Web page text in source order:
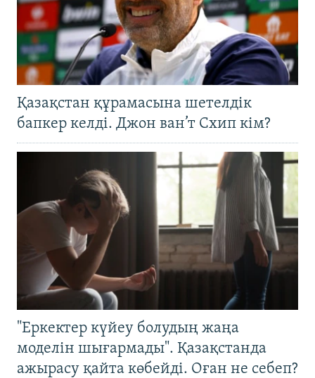
Қазақстан құрамасына шетелдік
бапкер келді. Джон ван’т Схип кім?
"Еркектер күйеу болудың жаңа
моделін шығармады". Қазақстанда
ажырасу қайта көбейді. Оған не себеп?